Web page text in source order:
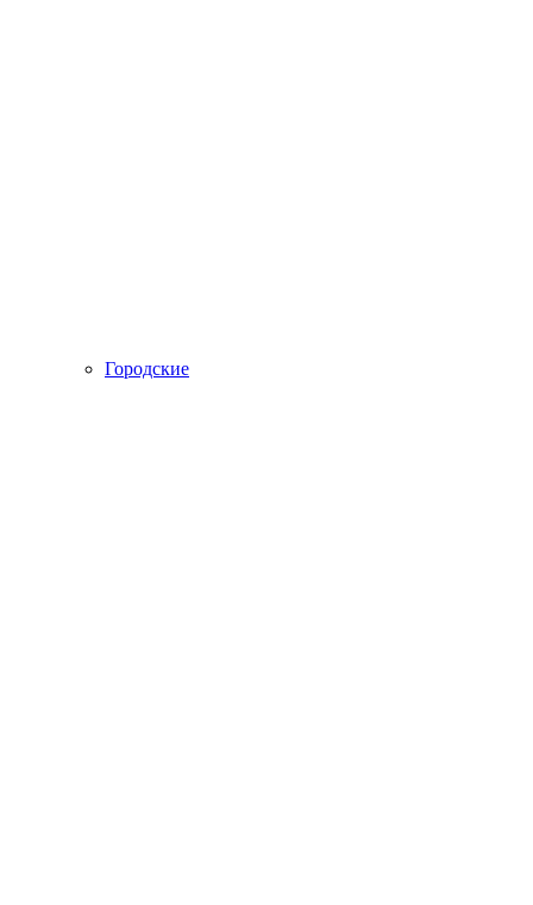
Городские